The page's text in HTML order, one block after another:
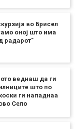
во Брисел
оној што има
радарот“
веднаш да ги
што по
ги нападнаа
Село